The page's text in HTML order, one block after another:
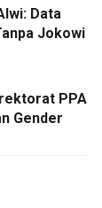
Data
Jokowi
PPA
Gender